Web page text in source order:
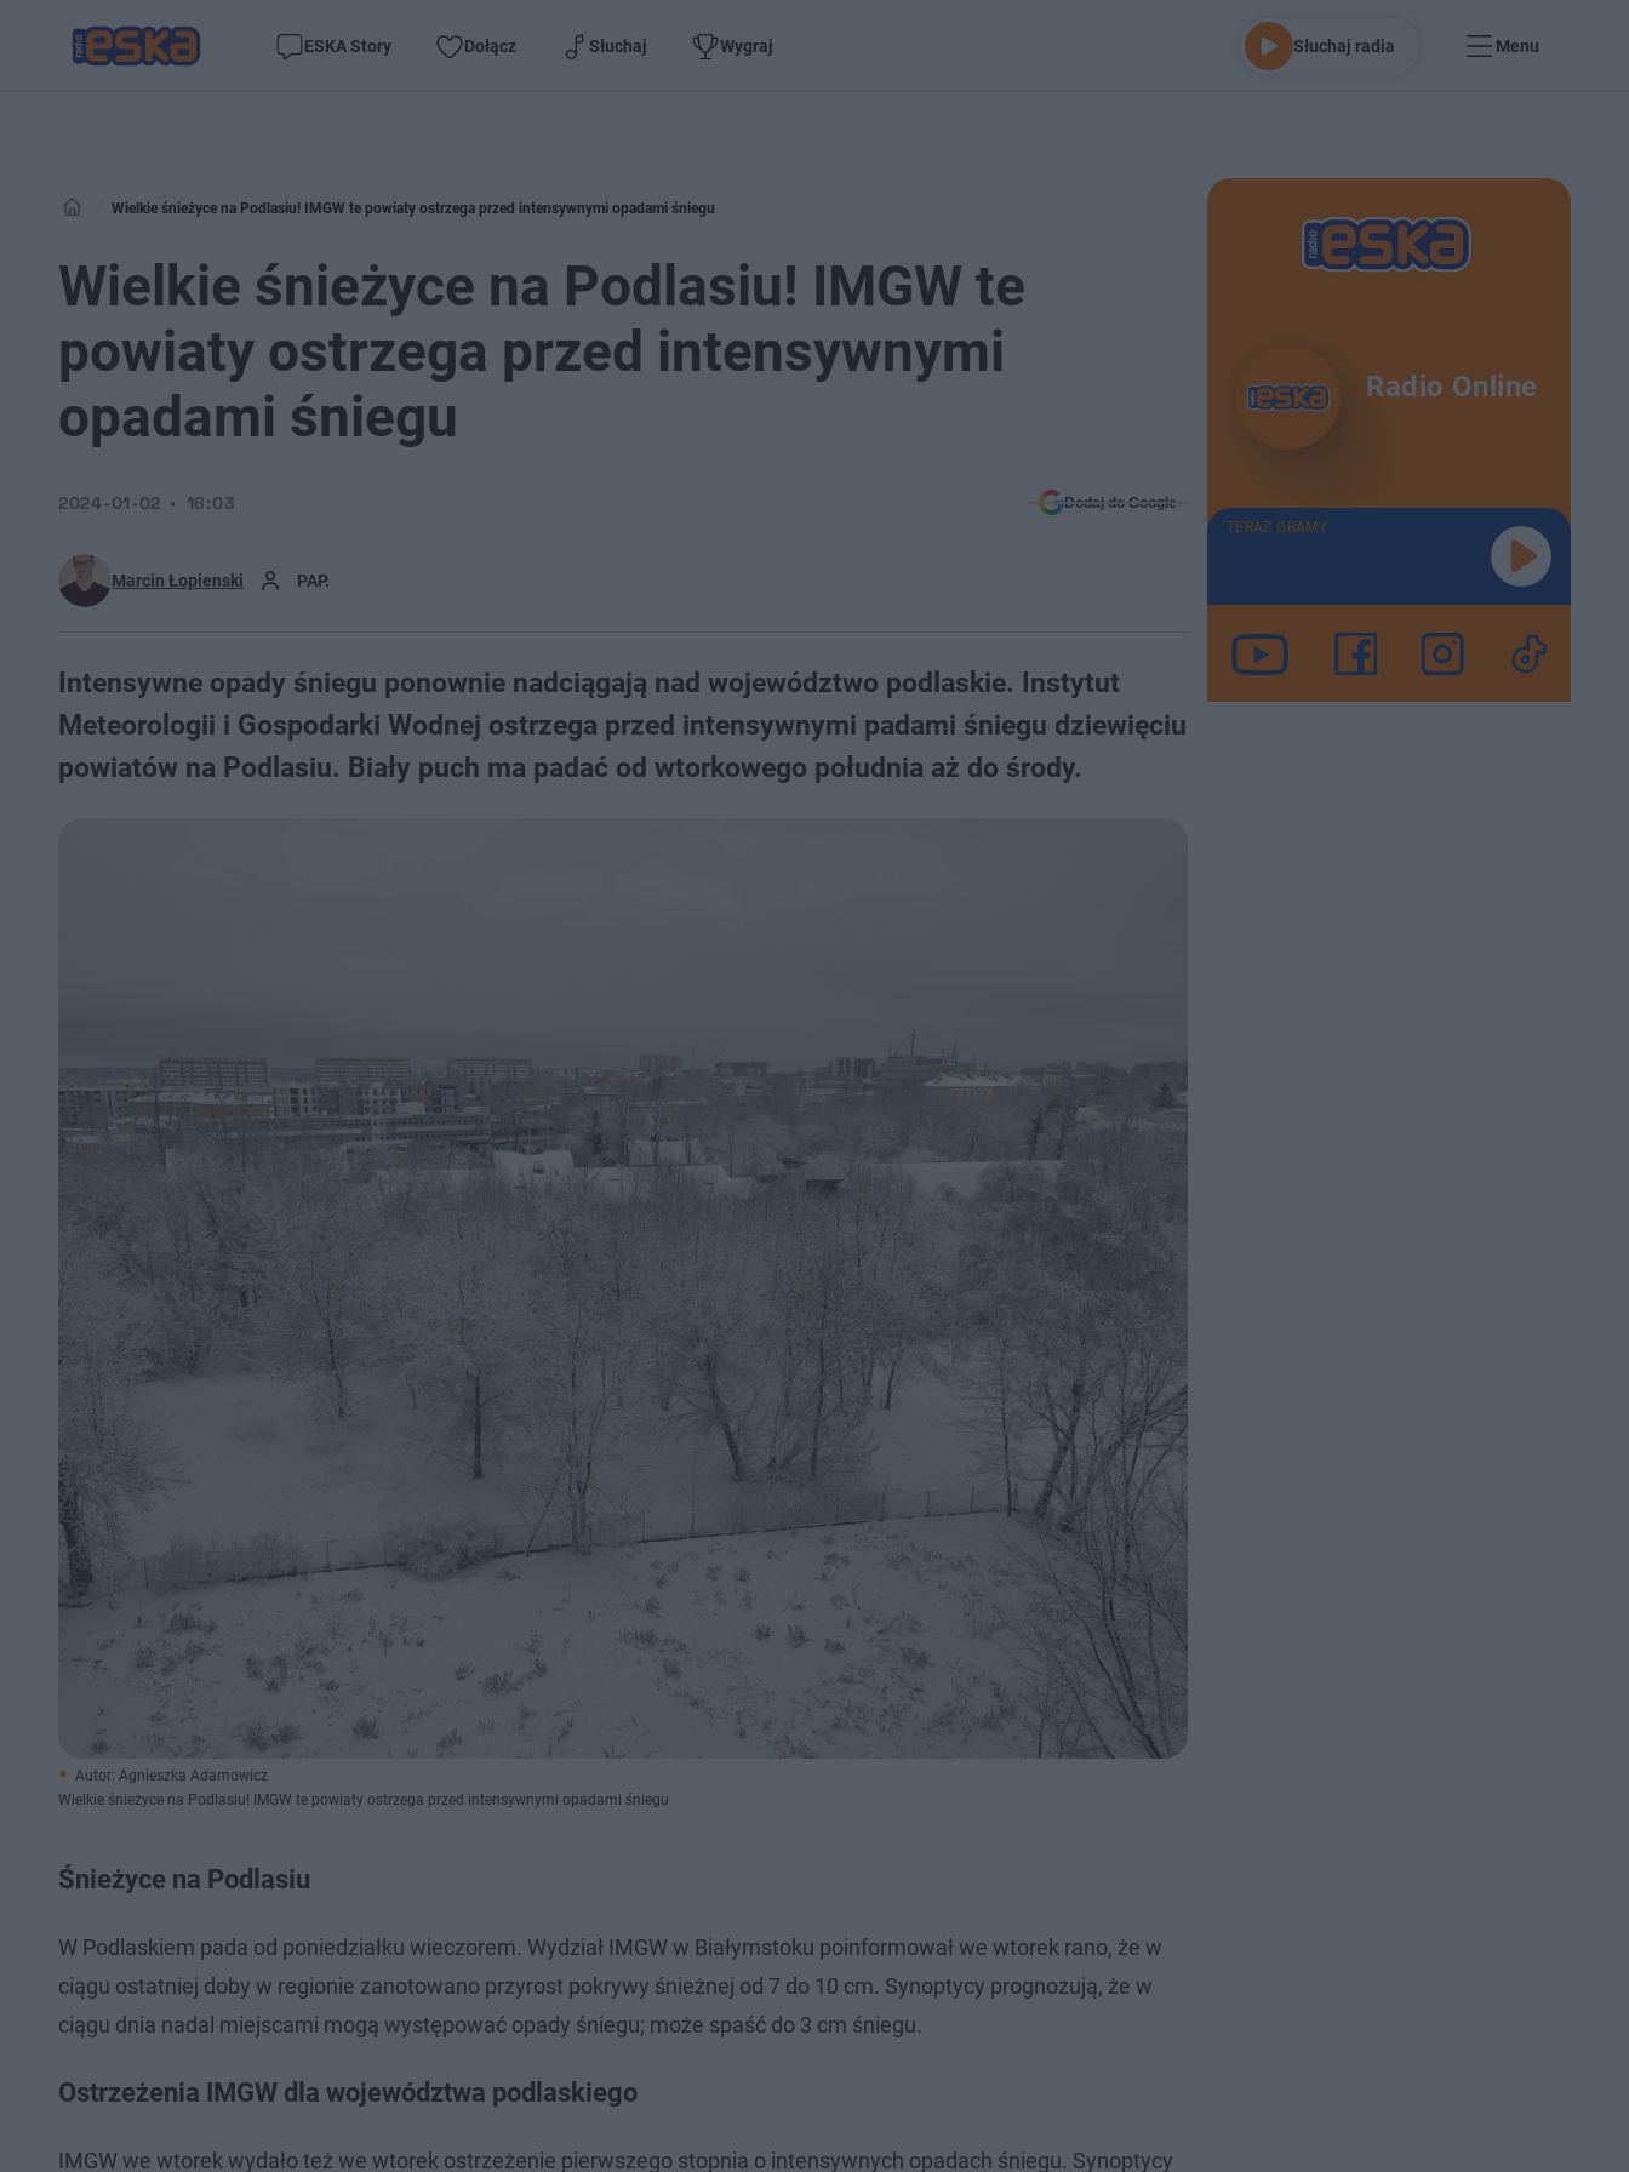
ESKA Story Dołącz Słuchaj Wygraj Słuchaj radia Menu
Wielkie śnieżyce na Podlasiu! IMGW te powiaty ostrzega przed intensywnymi opadami śniegu
Wielkie śnieżyce na Podlasiu! IMGW te
powiaty ostrzega przed intensywnymi
opadami śniegu
Marcin Łopienski PAP.
2024-01-02 16:03 Dodaj do Google
Intensywne opady śniegu ponownie nadciągają nad województwo podlaskie. Instytut
Meteorologii i Gospodarki Wodnej ostrzega przed intensywnymi padami śniegu dziewięciu
powiatów na Podlasiu. Biały puch ma padać od wtorkowego południa aż do środy.
Autor: Agnieszka Adamowicz
Wielkie śnieżyce na Podlasiu! IMGW te powiaty ostrzega przed intensywnymi opadami śniegu
Śnieżyce na Podlasiu
W Podlaskiem pada od poniedziałku wieczorem. Wydział IMGW w Białymstoku poinformował we wtorek rano, że w
ciągu ostatniej doby w regionie zanotowano przyrost pokrywy śnieżnej od 7 do 10 cm. Synoptycy prognozują, że w
ciągu dnia nadal miejscami mogą występować opady śniegu; może spaść do 3 cm śniegu.
Ostrzeżenia IMGW dla województwa podlaskiego
IMGW we wtorek wydało też we wtorek ostrzeżenie pierwszego stopnia o intensywnych opadach śniegu. Synoptycy
Radio Online
TERAZ GRAMY